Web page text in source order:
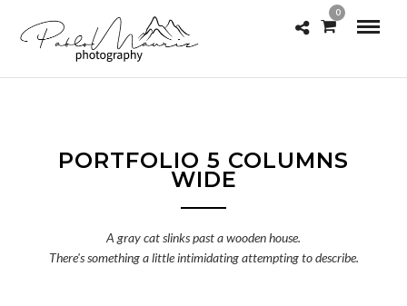
0
PORTFOLIO 5 COLUMNS
WIDE
A gray cat slinks past a wooden house.
There's something a little intimidating attempting to describe.